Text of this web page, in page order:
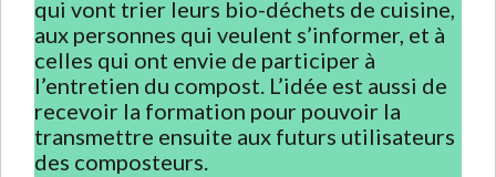
qui vont trier leurs bio-déchets de cuisine,
aux personnes qui veulent s’informer, et à
celles qui ont envie de participer à
l’entretien du compost. L’idée est aussi de
recevoir la formation pour pouvoir la
transmettre ensuite aux futurs utilisateurs
des composteurs.